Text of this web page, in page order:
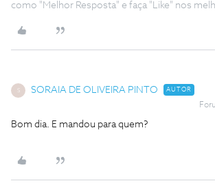
como "Melhor Resposta" e faça "Like" nos
S SORAIA DE OLIVEIRA PINTO AUTOR
Bom dia. E mandou para quem?